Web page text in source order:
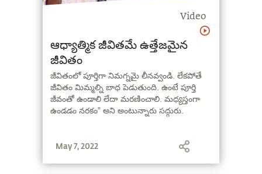
Video
ఆధ్యాత్మిక జీవితమే ఉత్తేజమైన
జీవితం
జీవితంలో పూర్తిగా నిమగ్నమై లీనవ్వండి. లేకపోతే
జీవితం మిమ్మల్ని బాధ పెడుతుంది. ఉంటే పూర్తి
జీవంతో ఉండాలి లేదా మరణించాలి. మధ్యస్తంగా
ఉండడం నరకం" అని అంటున్నారు సద్గురు.
May 7, 2022